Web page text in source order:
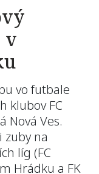
v
vo futbale
klubov FC
Nová Ves.
zuby na
líg (FC
Hrádku a FK